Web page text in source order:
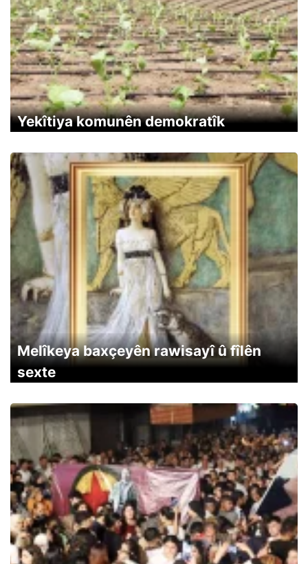
Yekîtiya komunên demokratîk
Melîkeya baxçeyên rawisayî û fîlên
sexte